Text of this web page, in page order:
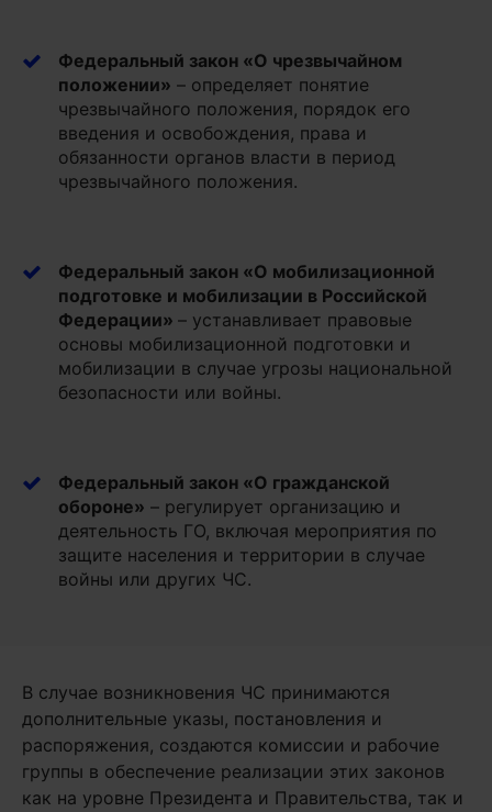
Федеральный закон «О чрезвычайном
положении» – определяет понятие
чрезвычайного положения, порядок его
введения и освобождения, права и
обязанности органов власти в период
чрезвычайного положения.
Федеральный закон «О мобилизационной
подготовке и мобилизации в Российской
Федерации» – устанавливает правовые
основы мобилизационной подготовки и
мобилизации в случае угрозы национальной
безопасности или войны.
Федеральный закон «О гражданской
обороне» – регулирует организацию и
деятельность ГО, включая мероприятия по
защите населения и территории в случае
войны или других ЧС.
В случае возникновения ЧС принимаются
дополнительные указы, постановления и
распоряжения, создаются комиссии и рабочие
группы в обеспечение реализации этих законов
как на уровне Президента и Правительства, так и